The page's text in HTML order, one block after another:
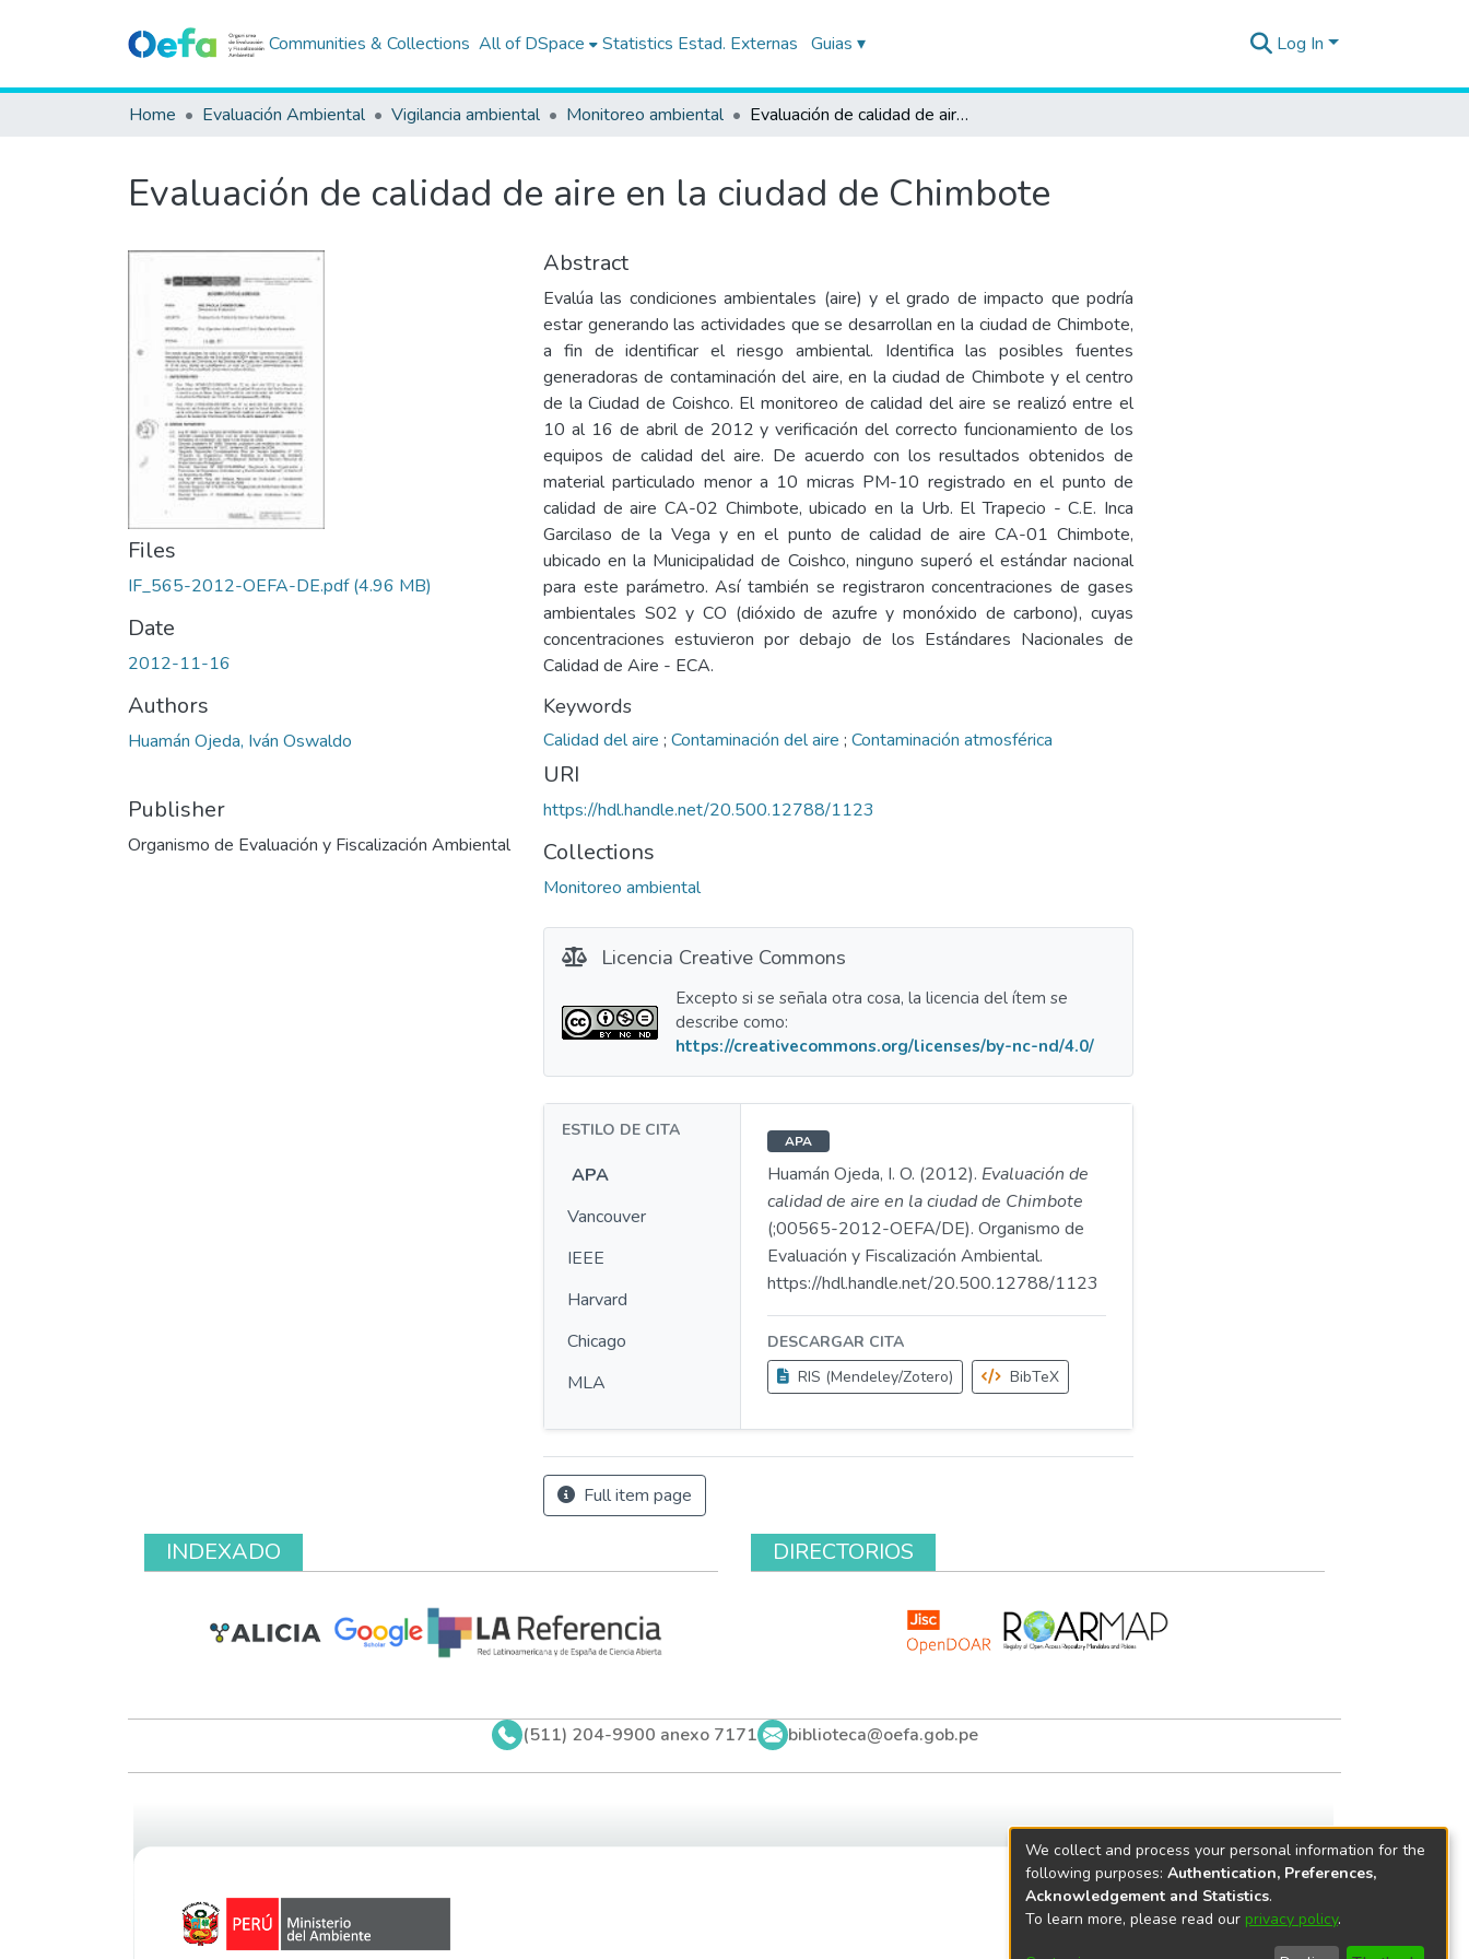
Communities & Collections All of DSpace Statistics Estad. Externas Guias ▾ Log In
Home Evaluación Ambiental Vigilancia ambiental Monitoreo ambiental Evaluación de calidad de aire en la ciudad de Chimbote
Evaluación de calidad de aire en la ciudad de Chimbote
Files
IF_565-2012-OEFA-DE.pdf(4.96 MB)
Date
2012-11-16
Authors
Huamán Ojeda, Iván Oswaldo
Publisher
Organismo de Evaluación y Fiscalización Ambiental
Abstract
Evalúa las condiciones ambientales (aire) y el grado de impacto que podría
estar generando las actividades que se desarrollan en la ciudad de Chimbote,
a fin de identificar el riesgo ambiental. Identifica las posibles fuentes
generadoras de contaminación del aire, en la ciudad de Chimbote y el centro
de la Ciudad de Coishco. El monitoreo de calidad del aire se realizó entre el
10 al 16 de abril de 2012 y verificación del correcto funcionamiento de los
equipos de calidad del aire. De acuerdo con los resultados obtenidos de
material particulado menor a 10 micras PM-10 registrado en el punto de
calidad de aire CA-02 Chimbote, ubicado en la Urb. El Trapecio - C.E. Inca
Garcilaso de la Vega y en el punto de calidad de aire CA-01 Chimbote,
ubicado en la Municipalidad de Coishco, ninguno superó el estándar nacional
para este parámetro. Así también se registraron concentraciones de gases
ambientales S02 y CO (dióxido de azufre y monóxido de carbono), cuyas
concentraciones estuvieron por debajo de los Estándares Nacionales de
Calidad de Aire - ECA.
Keywords
Calidad del aire ; Contaminación del aire ; Contaminación atmosférica
URI
https://hdl.handle.net/20.500.12788/1123
Collections
Monitoreo ambiental
Licencia Creative Commons
Excepto si se señala otra cosa, la licencia del ítem se
describe como:
https://creativecommons.org/licenses/by-nc-nd/4.0/
ESTILO DE CITA
APA
Vancouver
IEEE
Harvard
Chicago
MLA
APA
Huamán Ojeda, I. O. (2012). Evaluación de
calidad de aire en la ciudad de Chimbote
(;00565-2012-OEFA/DE). Organismo de
Evaluación y Fiscalización Ambiental.
https://hdl.handle.net/20.500.12788/1123
DESCARGAR CITA
RIS (Mendeley/Zotero)
BibTeX
Full item page
INDEXADO DIRECTORIOS
(511) 204-9900 anexo 7171 biblioteca@oefa.gob.pe
We collect and process your personal information for the
following purposes: Authentication, Preferences,
Acknowledgement and Statistics.
To learn more, please read our privacy policy.